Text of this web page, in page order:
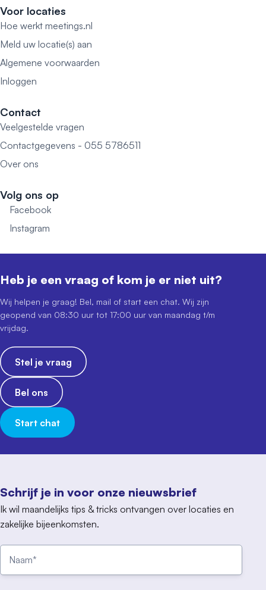
Voor locaties
Hoe werkt meetings.nl
Meld uw locatie(s) aan
Algemene voorwaarden
Inloggen
Contact
Veelgestelde vragen
Contactgegevens - 055 5786511
Over ons
Volg ons op
Facebook
Instagram
Schrijf je in voor onze nieuwsbrief
Ik wil maandelijks tips & tricks ontvangen over locaties en
zakelijke bijeenkomsten.
Heb je een vraag of kom je er niet uit?
Wij helpen je graag! Bel, mail of start een chat. Wij zijn
geopend van 08:30 uur tot 17:00 uur van maandag t/m
vrijdag.
Stel je vraag
Bel ons
Start chat